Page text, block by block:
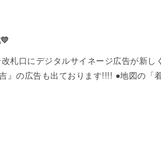
札口にデジタルサイネージ広告が新しく
』の広告も出ております!!!! ●地図の「